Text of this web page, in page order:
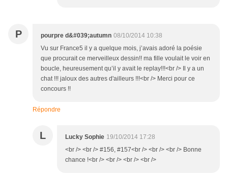
P pourpre d&#039;autumn 08/10/2014 10:38
Vu sur France5 il y a quelque mois, j’avais adoré la poésie
que procurait ce merveilleux dessin!! ma fille voulait le voir en
boucle, heureusement qu’il y avait le replay!!!<br /> Il y a un
chat !!! jaloux des autres d'ailleurs !!!<br /> Merci pour ce
concours !!
Répondre
L Lucky Sophie 19/10/2014 17:28
<br /> <br /> #156, #157<br /> <br /> <br /> Bonne
chance !<br /> <br /> <br /> <br />